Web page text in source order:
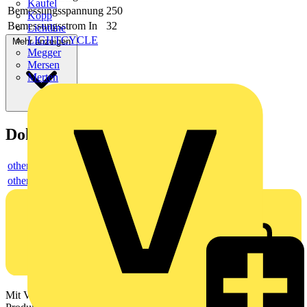
Kaufel
Kopp
Lichtline
LIGHTCYCLE
Megger
Mersen
Merten
Bemessungsspannung 250
Bemessungsstrom In
32
Mehr anzeigen
Dokumente
others
others
Mit Voltimum erhalten Elektrofachkräfte Zugang zu Branchennews,